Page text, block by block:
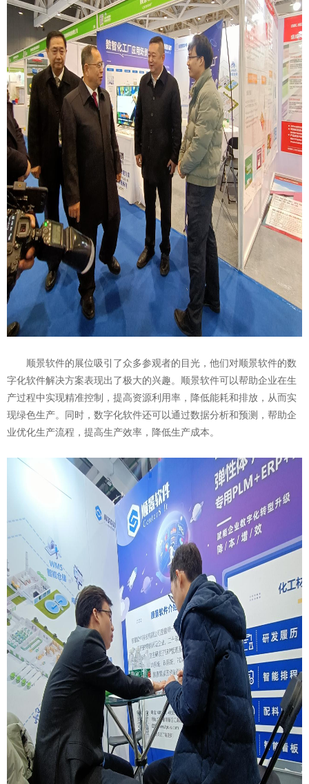
顺景软件的展位吸引了众多参观者的目光，他们对顺景软件的数
字化软件解决方案表现出了极大的兴趣。顺景软件可以帮助企业在生
产过程中实现精准控制，提高资源利用率，降低能耗和排放，从而实
现绿色生产。同时，数字化软件还可以通过数据分析和预测，帮助企
业优化生产流程，提高生产效率，降低生产成本。